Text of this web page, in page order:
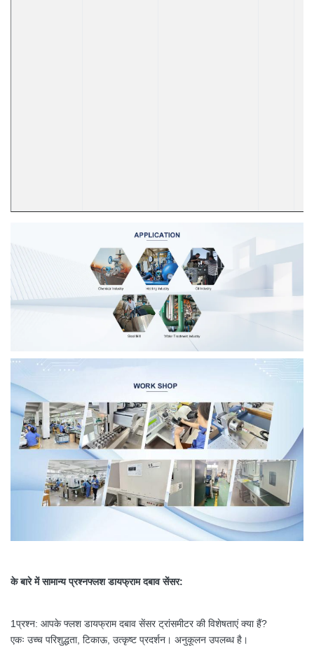
के बारे में सामान्य प्रश्नफ्लश डायफ्राम दबाव सेंसर:
1प्रश्न: आपके फ्लश डायफ्राम दबाव सेंसर ट्रांसमीटर की विशेषताएं क्या हैं?
एकः उच्च परिशुद्धता, टिकाऊ, उत्कृष्ट प्रदर्शन। अनुकूलन उपलब्ध है।